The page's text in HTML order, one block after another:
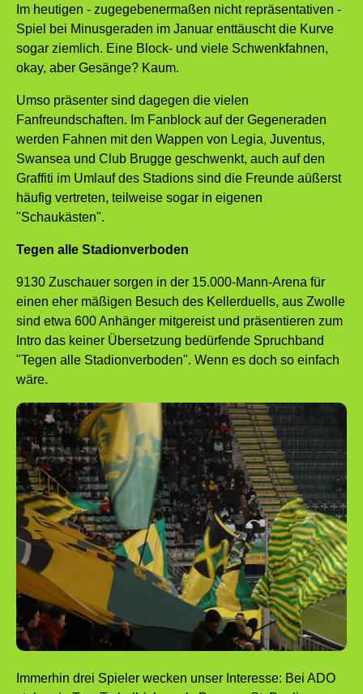
Im heutigen - zugegebenermaßen nicht repräsentativen -
Spiel bei Minusgeraden im Januar enttäuscht die Kurve
sogar ziemlich. Eine Block- und viele Schwenkfahnen,
okay, aber Gesänge? Kaum.
Umso präsenter sind dagegen die vielen
Fanfreundschaften. Im Fanblock auf der Gegeneraden
werden Fahnen mit den Wappen von Legia, Juventus,
Swansea und Club Brugge geschwenkt, auch auf den
Graffiti im Umlauf des Stadions sind die Freunde aüßerst
häufig vertreten, teilweise sogar in eigenen
"Schaukästen".
Tegen alle Stadionverboden
9130 Zuschauer sorgen in der 15.000-Mann-Arena für
einen eher mäßigen Besuch des Kellerduells, aus Zwolle
sind etwa 600 Anhänger mitgereist und präsentieren zum
Intro das keiner Übersetzung bedürfende Spruchband
"Tegen alle Stadionverboden". Wenn es doch so einfach
wäre.
Immerhin drei Spieler wecken unser Interesse: Bei ADO